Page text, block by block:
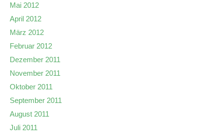
Mai 2012
April 2012
März 2012
Februar 2012
Dezember 2011
November 2011
Oktober 2011
September 2011
August 2011
Juli 2011